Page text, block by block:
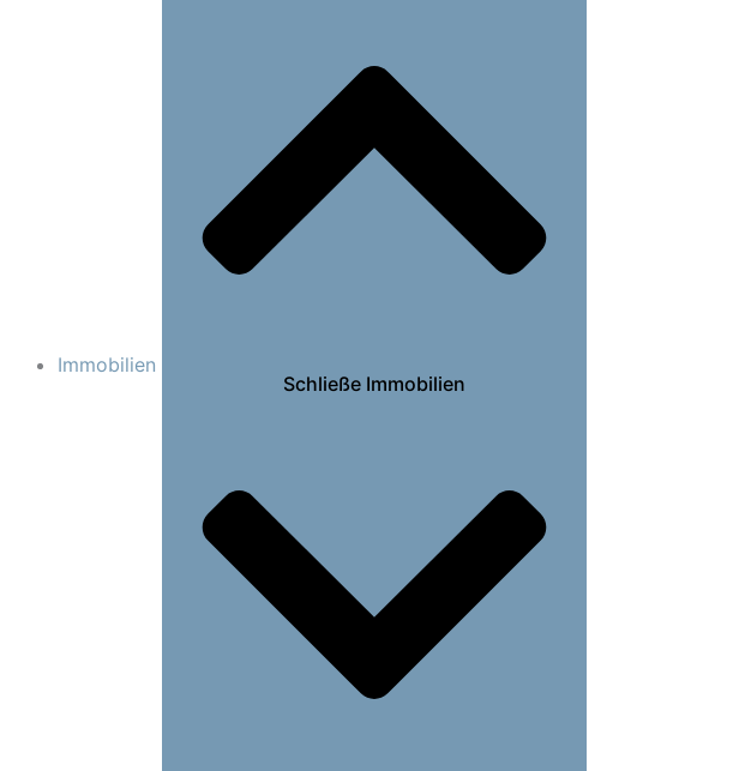
Immobilien
Schließe Immobilien